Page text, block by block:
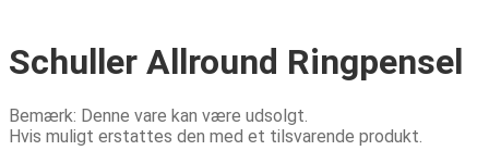
Schuller Allround Ringpensel
Bemærk: Denne vare kan være udsolgt.
Hvis muligt erstattes den med et tilsvarende produkt.